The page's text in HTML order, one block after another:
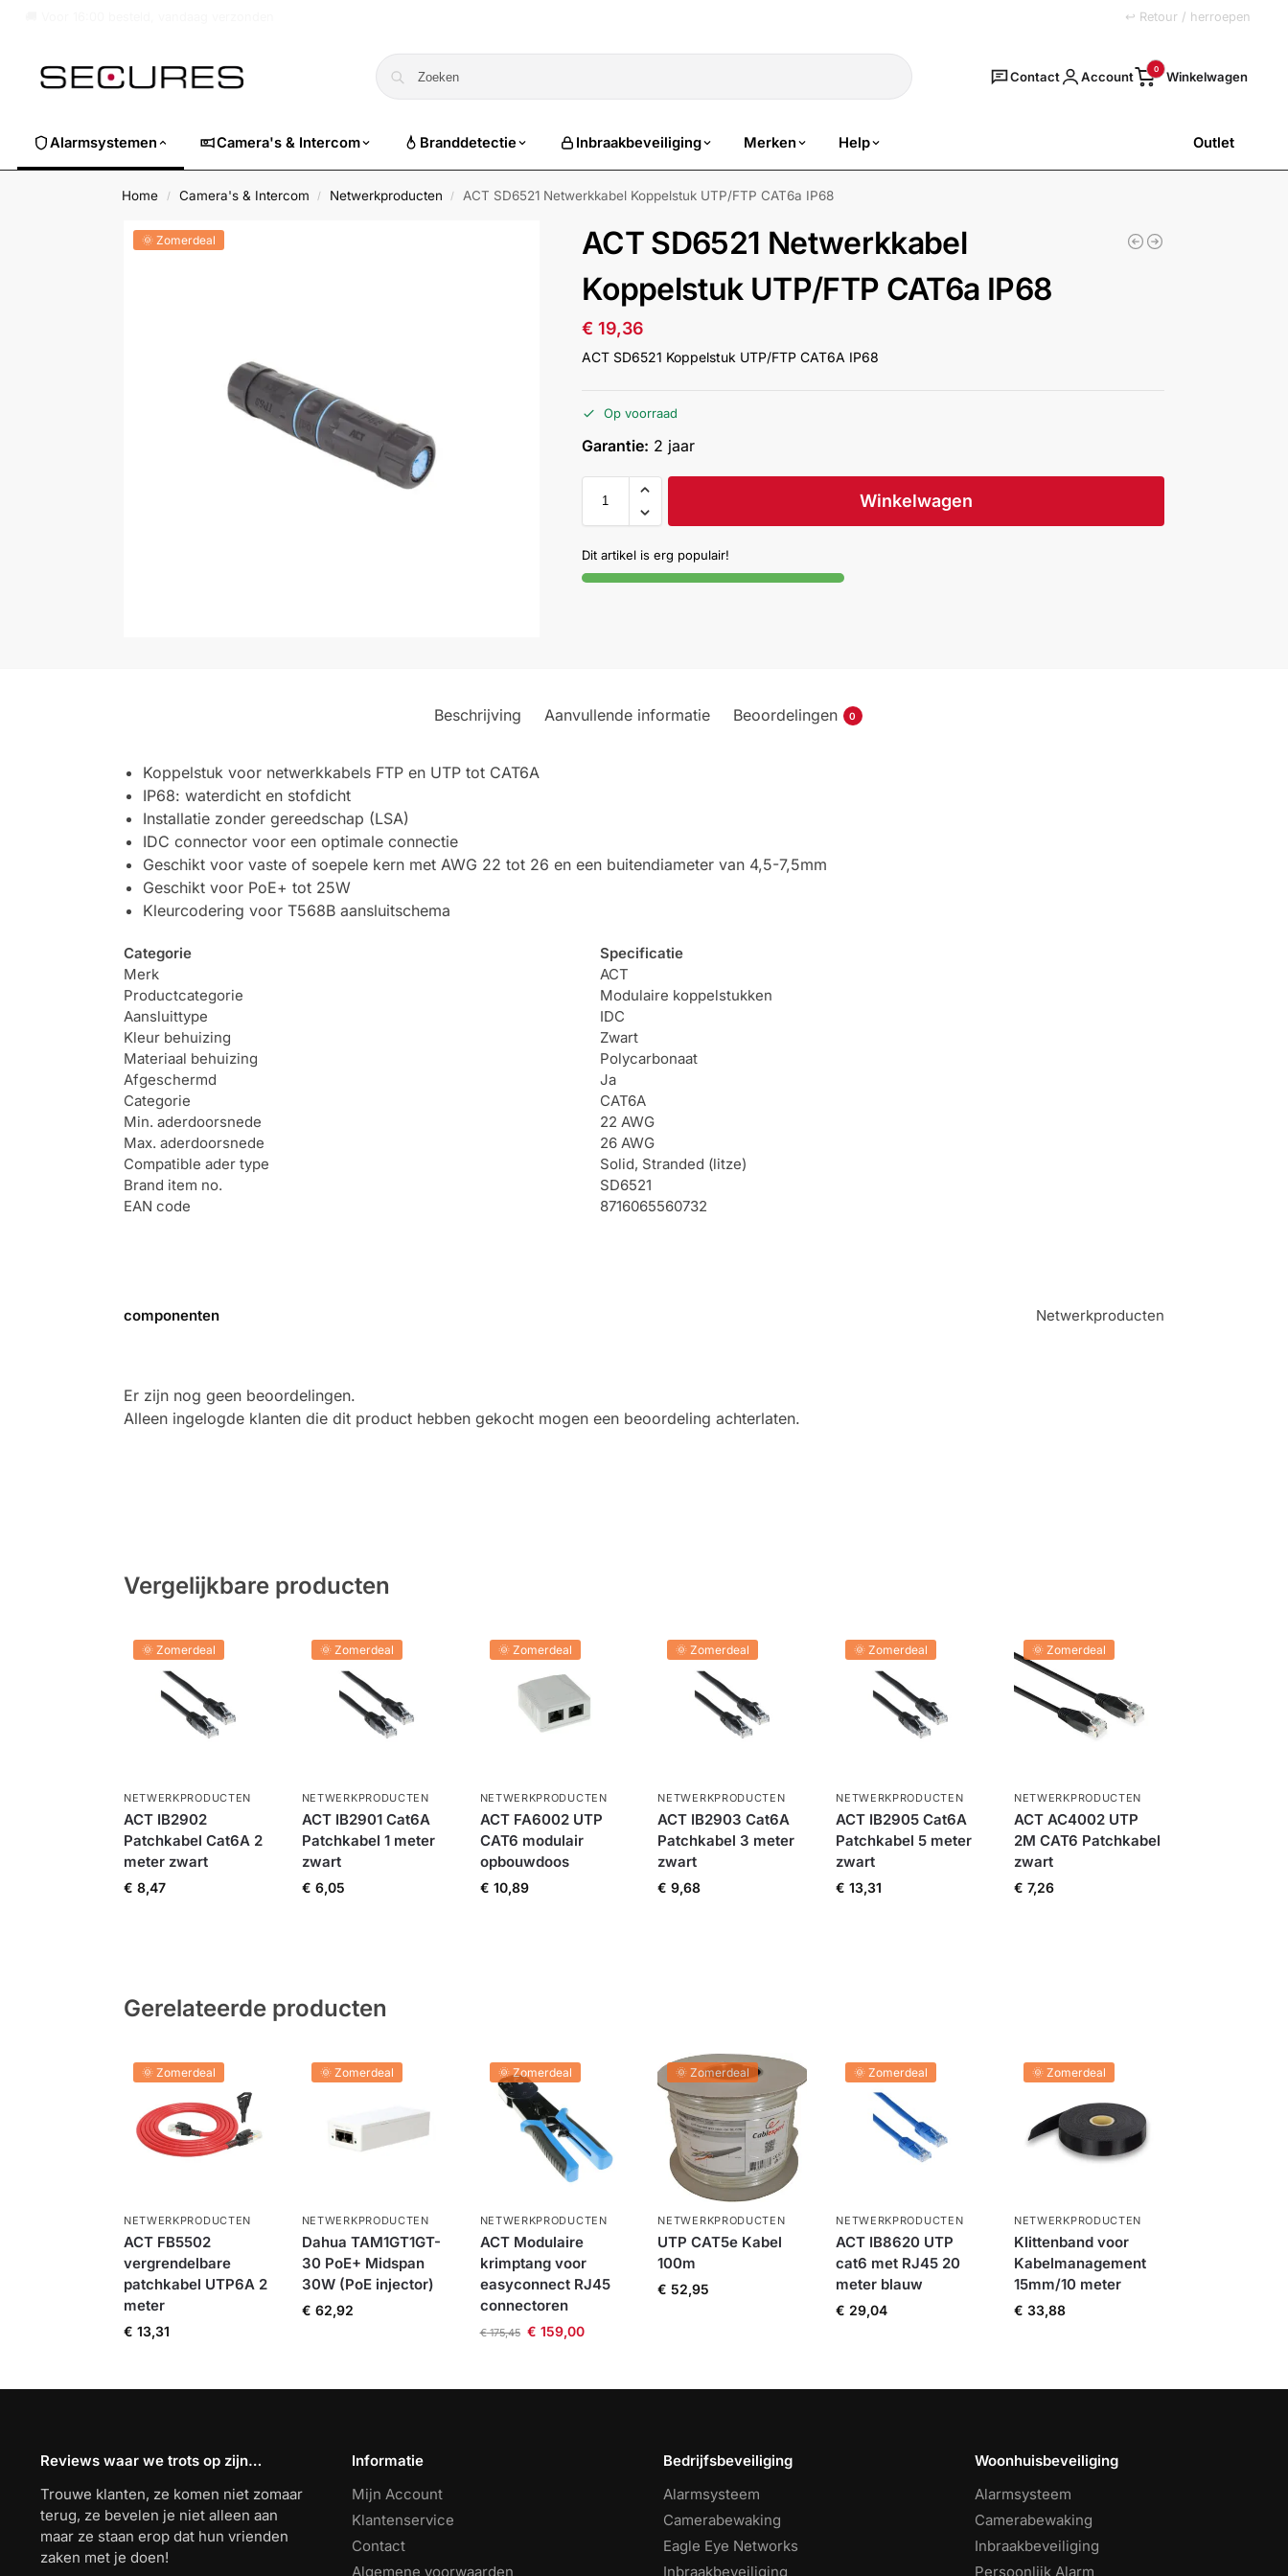
↩ Retour / herroepen
Zoeken
Contact Account 0
Alarmsystemen Camera's & Intercom Branddetectie Inbraakbeveiliging Merken Help Outlet
Home / Camera's & Intercom / Netwerkproducten / ACT SD6521 Netwerkkabel Koppelstuk UTP/FTP CAT6a IP68
🌞 Zomerdeal
ACT SD6521 Netwerkkabel
Koppelstuk UTP/FTP CAT6a IP68
€ 19,36
ACT SD6521 Koppelstuk UTP/FTP CAT6A IP68
Op voorraad
Garantie: 2 jaar
Winkelwagen
Dit artikel is erg populair!
Beschrijving Aanvullende informatie Beoordelingen 0
Koppelstuk voor netwerkkabels FTP en UTP tot CAT6A
IP68: waterdicht en stofdicht
Installatie zonder gereedschap (LSA)
IDC connector voor een optimale connectie
Geschikt voor vaste of soepele kern met AWG 22 tot 26 en een buitendiameter van 4,5-7,5mm
Geschikt voor PoE+ tot 25W
Kleurcodering voor T568B aansluitschema
Categorie
Specificatie
Merk
ACT
Productcategorie
Modulaire koppelstukken
Aansluittype
IDC
Kleur behuizing
Zwart
Materiaal behuizing
Polycarbonaat
Afgeschermd
Ja
Categorie
CAT6A
Min. aderdoorsnede
22 AWG
Max. aderdoorsnede
26 AWG
Compatible ader type
Solid, Stranded (litze)
Brand item no.
SD6521
EAN code
8716065560732
componenten Netwerkproducten
Er zijn nog geen beoordelingen.
Alleen ingelogde klanten die dit product hebben gekocht mogen een beoordeling achterlaten.
Vergelijkbare producten
🌞 Zomerdeal
NETWERKPRODUCTEN
ACT IB2902
Patchkabel Cat6A 2
meter zwart
€ 8,47
🌞 Zomerdeal
NETWERKPRODUCTEN
ACT IB2901 Cat6A
Patchkabel 1 meter
zwart
€ 6,05
🌞 Zomerdeal
NETWERKPRODUCTEN
ACT FA6002 UTP
CAT6 modulair
opbouwdoos
€ 10,89
🌞 Zomerdeal
NETWERKPRODUCTEN
ACT IB2903 Cat6A
Patchkabel 3 meter
zwart
€ 9,68
🌞 Zomerdeal
NETWERKPRODUCTEN
ACT IB2905 Cat6A
Patchkabel 5 meter
zwart
€ 13,31
🌞 Zomerdeal
NETWERKPRODUCTEN
ACT AC4002 UTP
2M CAT6 Patchkabel
zwart
€ 7,26
Gerelateerde producten
🌞 Zomerdeal
NETWERKPRODUCTEN
ACT FB5502
vergrendelbare
patchkabel UTP6A 2
meter
€ 13,31
🌞 Zomerdeal
NETWERKPRODUCTEN
Dahua TAM1GT1GT-
30 PoE+ Midspan
30W (PoE injector)
€ 62,92
🌞 Zomerdeal
NETWERKPRODUCTEN
ACT Modulaire
krimptang voor
easyconnect RJ45
connectoren
€175,45 € 159,00
🌞 Zomerdeal
NETWERKPRODUCTEN
UTP CAT5e Kabel
100m
€ 52,95
🌞 Zomerdeal
NETWERKPRODUCTEN
ACT IB8620 UTP
cat6 met RJ45 20
meter blauw
€ 29,04
🌞 Zomerdeal
NETWERKPRODUCTEN
Klittenband voor
Kabelmanagement
15mm/10 meter
€ 33,88
Reviews waar we trots op zijn…
Trouwe klanten, ze komen niet zomaar
terug, ze bevelen je niet alleen aan
maar ze staan erop dat hun vrienden
zaken met je doen!
Informatie
Mijn Account
Klantenservice
Contact
Algemene voorwaarden
Bedrijfsbeveiliging
Alarmsysteem
Camerabewaking
Eagle Eye Networks
Inbraakbeveiliging
Woonhuisbeveiliging
Alarmsysteem
Camerabewaking
Inbraakbeveiliging
Persoonlijk Alarm